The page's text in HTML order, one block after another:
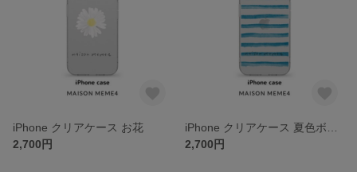
iPhone クリアケース お花
2,700円
2,700円